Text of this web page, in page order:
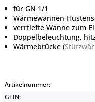
für GN 1/1
Wärmewannen-
verrtiefte Wanne zum
Doppelbeleuchtung,
Wärmebrücke (
Artikelnummer:
GTIN: